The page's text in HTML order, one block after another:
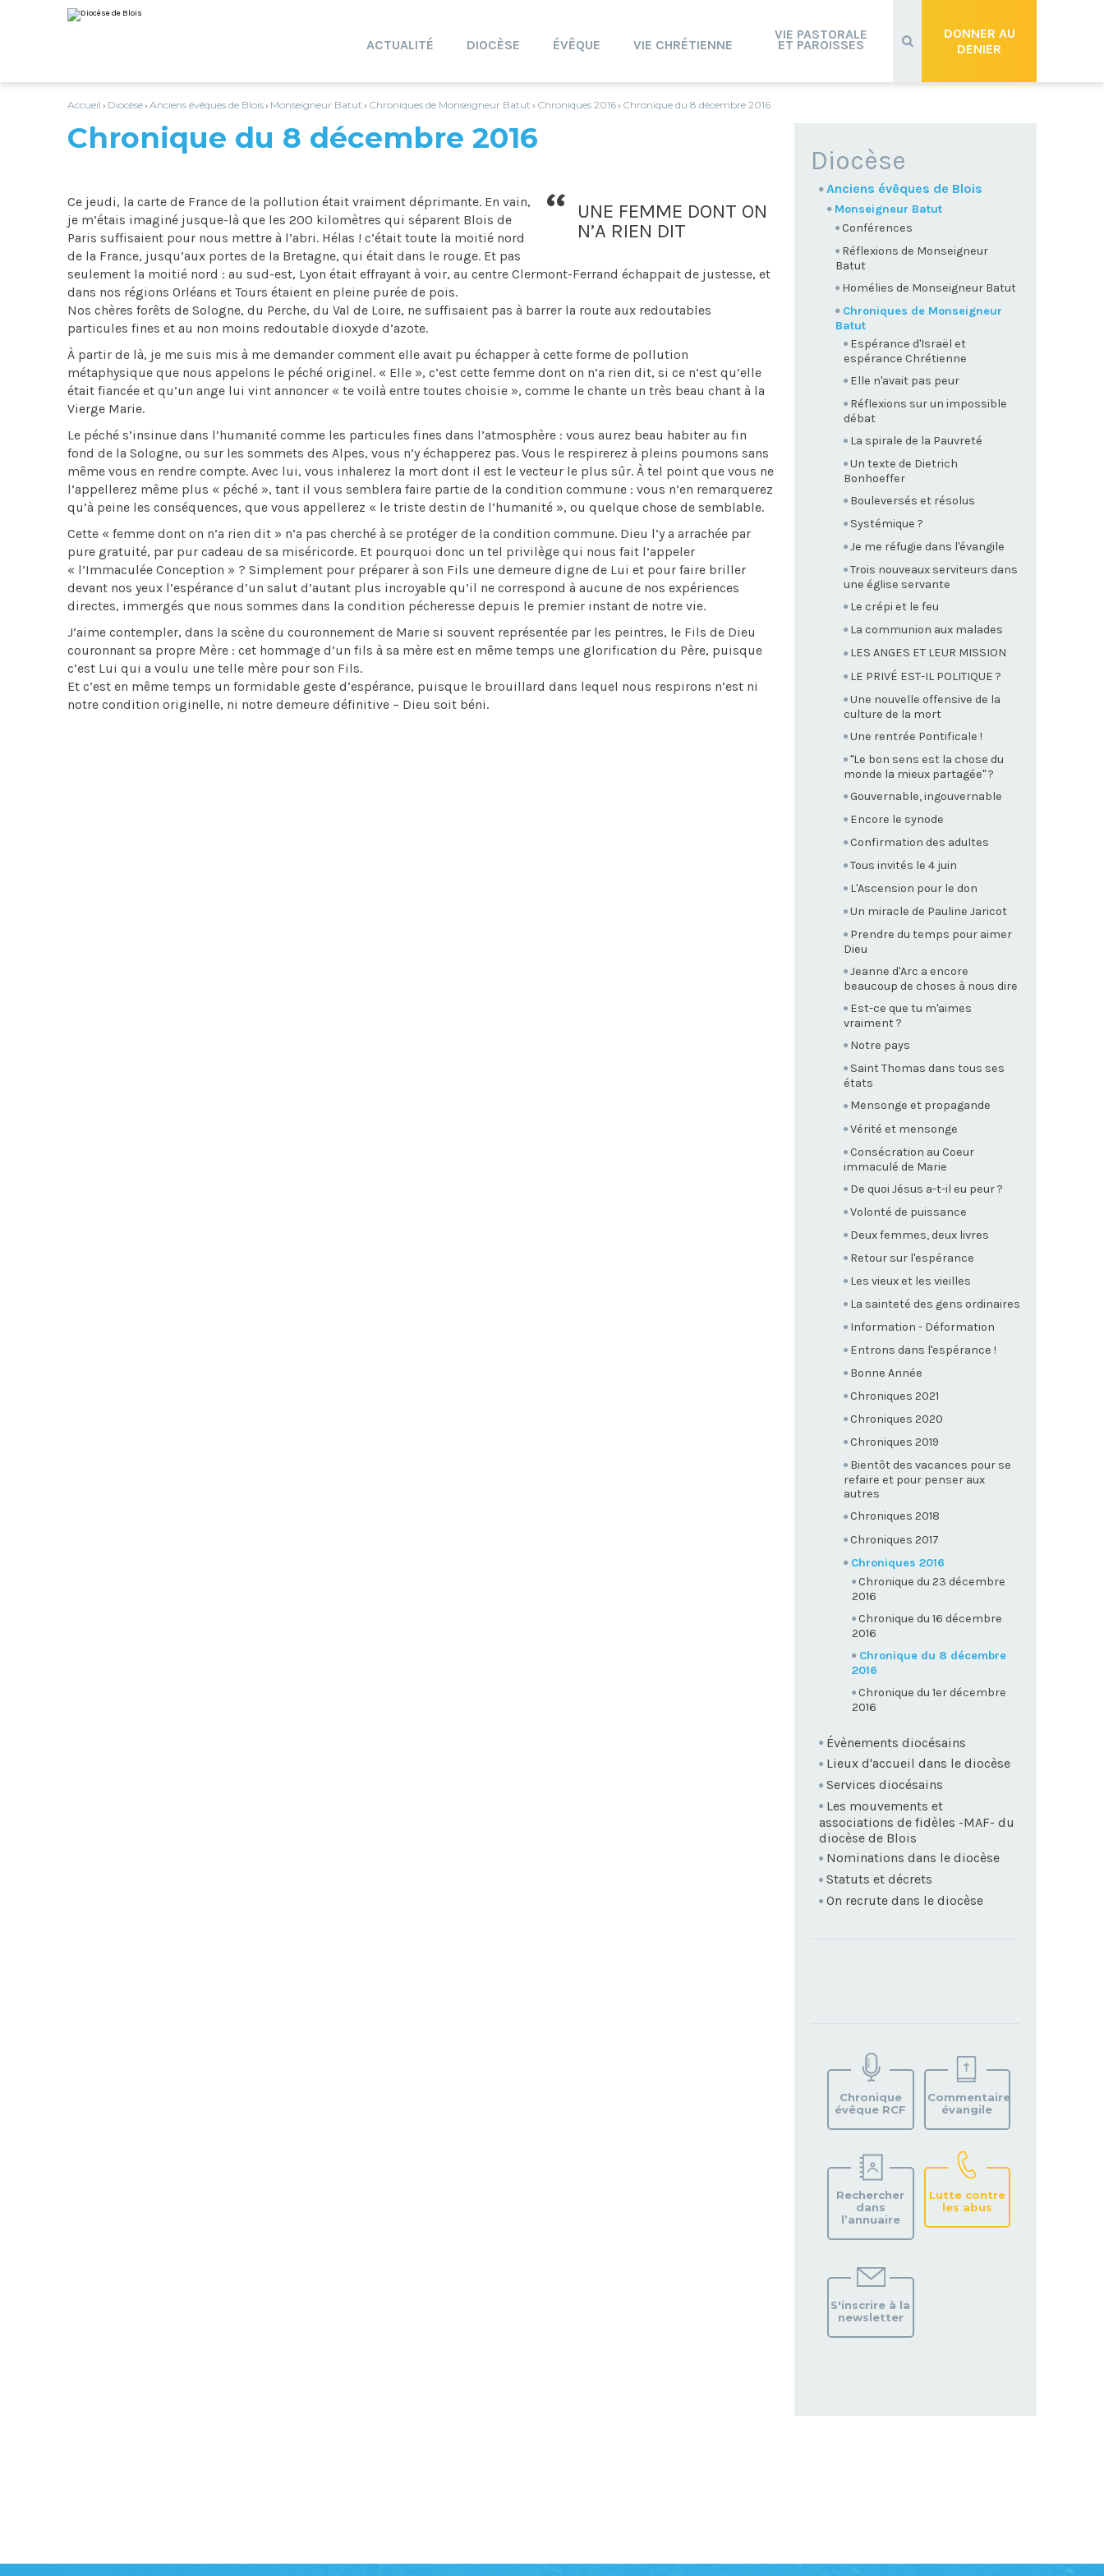
au
contenu.
personnels
DONNER AU
DENIER
ACTUALITÉ DIOCÈSE ÉVÊQUE VIE CHRÉTIENNE
VIE PASTORALE
ET PAROISSES
Accueil › Diocèse› Anciens évêques de Blois› Monseigneur Batut › Chroniques de Monseigneur Batut › Chroniques 2016› Chronique du 8 décembre 2016
Chronique du 8 décembre 2016
UNE FEMME DONT ON
N’A RIEN DIT
Ce jeudi, la carte de France de la pollution était vraiment déprimante. En vain,
je m’étais imaginé jusque-là que les 200 kilomètres qui séparent Blois de
Paris suffisaient pour nous mettre à l’abri. Hélas ! c’était toute la moitié nord
de la France, jusqu’aux portes de la Bretagne, qui était dans le rouge. Et pas
seulement la moitié nord : au sud-est, Lyon était effrayant à voir, au centre Clermont-Ferrand échappait de justesse, et
dans nos régions Orléans et Tours étaient en pleine purée de pois.
Nos chères forêts de Sologne, du Perche, du Val de Loire, ne suffisaient pas à barrer la route aux redoutables
particules fines et au non moins redoutable dioxyde d’azote.
À partir de là, je me suis mis à me demander comment elle avait pu échapper à cette forme de pollution
métaphysique que nous appelons le péché originel. « Elle », c’est cette femme dont on n’a rien dit, si ce n’est qu’elle
était fiancée et qu’un ange lui vint annoncer « te voilà entre toutes choisie », comme le chante un très beau chant à la
Vierge Marie.
Le péché s’insinue dans l’humanité comme les particules fines dans l’atmosphère : vous aurez beau habiter au fin
fond de la Sologne, ou sur les sommets des Alpes, vous n’y échapperez pas. Vous le respirerez à pleins poumons sans
même vous en rendre compte. Avec lui, vous inhalerez la mort dont il est le vecteur le plus sûr. À tel point que vous ne
l’appellerez même plus « péché », tant il vous semblera faire partie de la condition commune : vous n’en remarquerez
qu’à peine les conséquences, que vous appellerez « le triste destin de l’humanité », ou quelque chose de semblable.
Cette « femme dont on n’a rien dit » n’a pas cherché à se protéger de la condition commune. Dieu l’y a arrachée par
pure gratuité, par pur cadeau de sa miséricorde. Et pourquoi donc un tel privilège qui nous fait l’appeler
« l’Immaculée Conception » ? Simplement pour préparer à son Fils une demeure digne de Lui et pour faire briller
devant nos yeux l’espérance d’un salut d’autant plus incroyable qu’il ne correspond à aucune de nos expériences
directes, immergés que nous sommes dans la condition pécheresse depuis le premier instant de notre vie.
J’aime contempler, dans la scène du couronnement de Marie si souvent représentée par les peintres, le Fils de Dieu
couronnant sa propre Mère : cet hommage d’un fils à sa mère est en même temps une glorification du Père, puisque
c’est Lui qui a voulu une telle mère pour son Fils.
Et c’est en même temps un formidable geste d’espérance, puisque le brouillard dans lequel nous respirons n’est ni
notre condition originelle, ni notre demeure définitive – Dieu soit béni.
NAVIGATION
Diocèse
Anciens évêques de Blois
Monseigneur Batut
Conférences
Réflexions de Monseigneur
Batut
Homélies de Monseigneur Batut
Chroniques de Monseigneur
Batut
Espérance d'Israël et
espérance Chrétienne
Elle n'avait pas peur
Réflexions sur un impossible
débat
La spirale de la Pauvreté
Un texte de Dietrich
Bonhoeffer
Bouleversés et résolus
Systémique ?
Je me réfugie dans l'évangile
Trois nouveaux serviteurs dans
une église servante
Le crépi et le feu
La communion aux malades
LES ANGES ET LEUR MISSION
LE PRIVÉ EST-IL POLITIQUE ?
Une nouvelle offensive de la
culture de la mort
Une rentrée Pontificale !
"Le bon sens est la chose du
monde la mieux partagée" ?
Gouvernable, ingouvernable
Encore le synode
Confirmation des adultes
Tous invités le 4 juin
L'Ascension pour le don
Un miracle de Pauline Jaricot
Prendre du temps pour aimer
Dieu
Jeanne d'Arc a encore
beaucoup de choses à nous dire
Est-ce que tu m'aimes
vraiment ?
Notre pays
Saint Thomas dans tous ses
états
Mensonge et propagande
Vérité et mensonge
Consécration au Coeur
immaculé de Marie
De quoi Jésus a-t-il eu peur ?
Volonté de puissance
Deux femmes, deux livres
Retour sur l'espérance
Les vieux et les vieilles
La sainteté des gens ordinaires
Information - Déformation
Entrons dans l'espérance !
Bonne Année
Chroniques 2021
Chroniques 2020
Chroniques 2019
Bientôt des vacances pour se
refaire et pour penser aux
autres
Chroniques 2018
Chroniques 2017
Chroniques 2016
Chronique du 23 décembre
2016
Chronique du 16 décembre
2016
Chronique du 8 décembre
2016
Chronique du 1er décembre
2016
Évènements diocésains
Lieux d'accueil dans le diocèse
Services diocésains
Les mouvements et
associations de fidèles -MAF- du
diocèse de Blois
Nominations dans le diocèse
Statuts et décrets
On recrute dans le diocèse
VOTRE
PAROISSE
Chronique
évêque RCF
Commentaire
évangile
Rechercher
dans
l’annuaire
Lutte contre
les abus
S'inscrire à la
newsletter